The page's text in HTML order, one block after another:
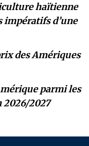
haïtienne
impératifs d’une
des Amériques
parmi les
2026/2027